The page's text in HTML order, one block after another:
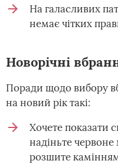
На галасливих
немає чітких
Новорічні
Поради щодо вибору
на новий рік такі:
Хочете показати
надіньте червоне
розшите